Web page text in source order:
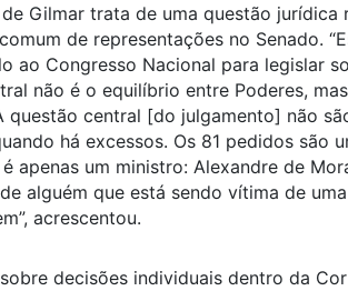
Gilmar trata de uma questão jurídica
de representações no Senado.
ao Congresso Nacional para legislar
não é o equilíbrio entre Poderes,
questão central [do julgamento] não
há excessos. Os 81 pedidos são
apenas um ministro: Alexandre de
alguém que está sendo vítima de
acrescentou.
decisões individuais dentro da